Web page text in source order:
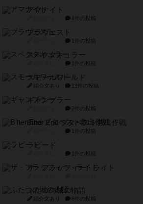
アマナイト
1件の投稿
ブラヴェスト
1件の投稿
スペクタキュラー
1件の投稿
スモールワールド
紹介文あり 13件の投稿
ギャンブラー
2件の投稿
Bitter End ブタペスト救出作戦
1件の投稿
ラピード
1件の投稿
ザ・フラッフィー・ライト
ふたつの城の物語
紹介文あり 6件の投稿